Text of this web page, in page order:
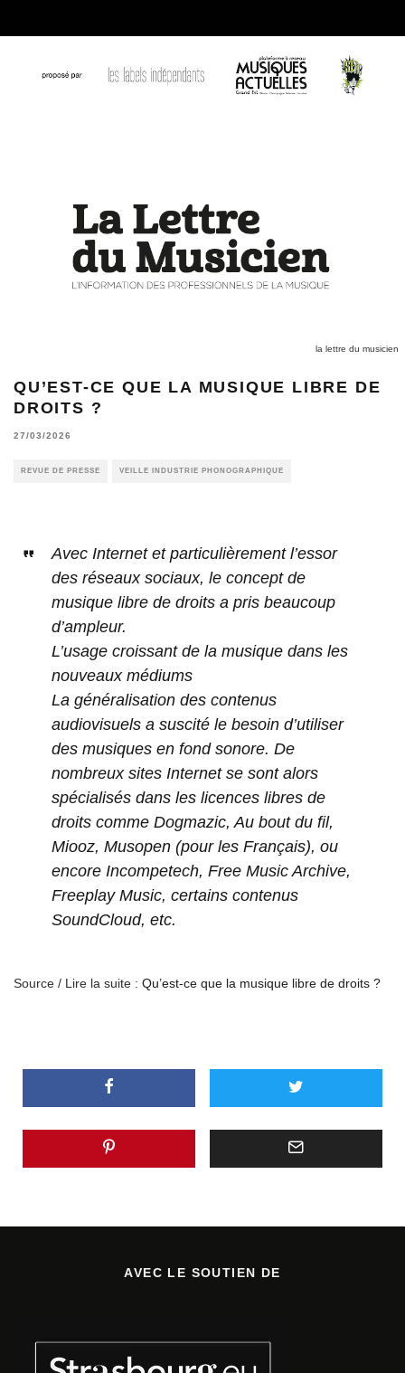
la lettre du musicien
QU’EST-CE QUE LA MUSIQUE LIBRE DE
DROITS ?
27/03/2026
REVUE DE PRESSE VEILLE INDUSTRIE PHONOGRAPHIQUE
Avec Internet et particulièrement l’essor
des réseaux sociaux, le concept de
musique libre de droits a pris beaucoup
d’ampleur.
L’usage croissant de la musique dans les
nouveaux médiums
La généralisation des contenus
audiovisuels a suscité le besoin d’utiliser
des musiques en fond sonore. De
nombreux sites Internet se sont alors
spécialisés dans les licences libres de
droits comme Dogmazic, Au bout du fil,
Miooz, Musopen (pour les Français), ou
encore Incompetech, Free Music Archive,
Freeplay Music, certains contenus
SoundCloud, etc.
Source / Lire la suite : Qu’est-ce que la musique libre de droits ?
AVEC LE SOUTIEN DE